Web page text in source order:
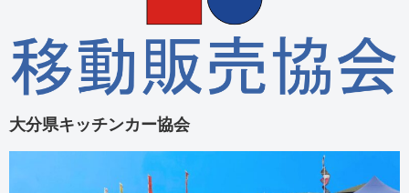
大分県キッチンカー協会